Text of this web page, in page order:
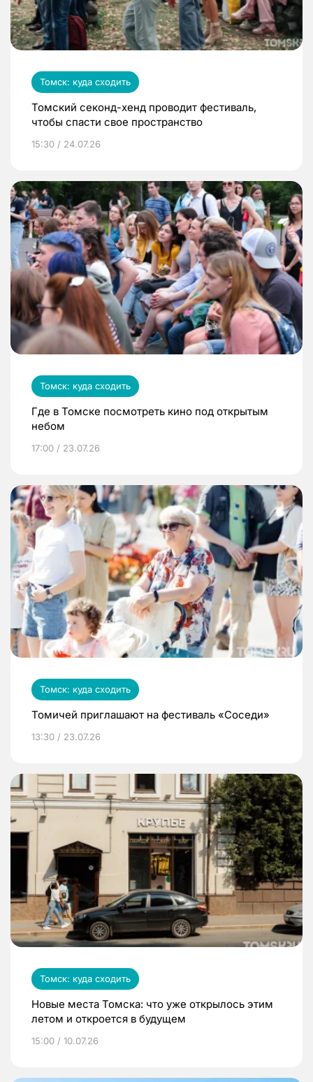
Томск: куда сходить
Томский секонд-хенд проводит фестиваль,
чтобы спасти свое пространство
15:30 / 24.07.26
Томск: куда сходить
Где в Томске посмотреть кино под открытым
небом
17:00 / 23.07.26
Томск: куда сходить
Томичей приглашают на фестиваль «Соседи»
13:30 / 23.07.26
Томск: куда сходить
Новые места Томска: что уже открылось этим
летом и откроется в будущем
15:00 / 10.07.26